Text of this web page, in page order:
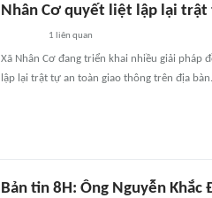
Nhân Cơ quyết liệt lập lại
1 liên quan
Xã Nhân Cơ đang triển khai nhiều giải pháp
lập lại trật tự an toàn giao thông trên địa bàn.
Bản tin 8H: Ông Nguyễn